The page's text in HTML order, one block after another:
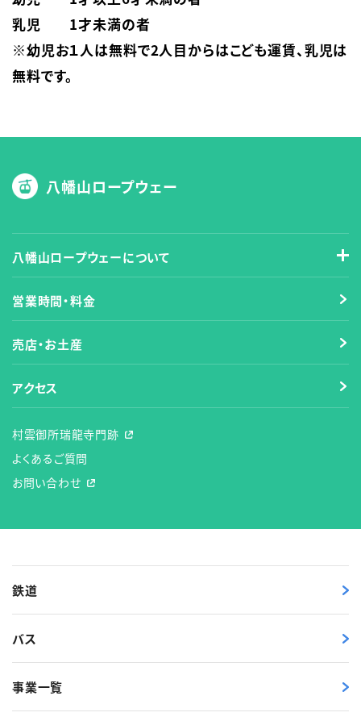
乳児　　1才未満の者
※幼児お１人は無料で2人目からはこども運賃、乳児は
無料です。
八幡山ロープウェー
八幡山ロープウェーについて
営業時間・料金
売店・お土産
アクセス
村雲御所瑞龍寺門跡
よくあるご質問
お問い合わせ
鉄道
バス
事業一覧